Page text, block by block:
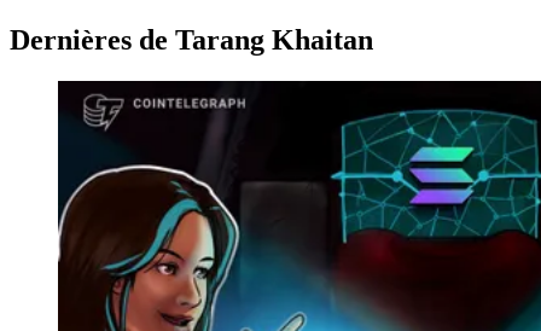
Dernières de Tarang Khaitan